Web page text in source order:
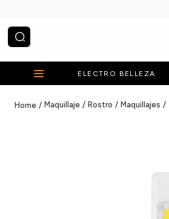
¿Qué estás buscando?
ELECTRO BELLEZA
Maquillaje Rostro Maquillajes